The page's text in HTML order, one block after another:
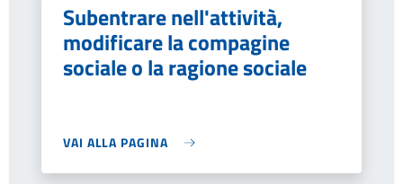
Subentrare nell'attività,
modificare la compagine
sociale o la ragione sociale
VAI ALLA PAGINA